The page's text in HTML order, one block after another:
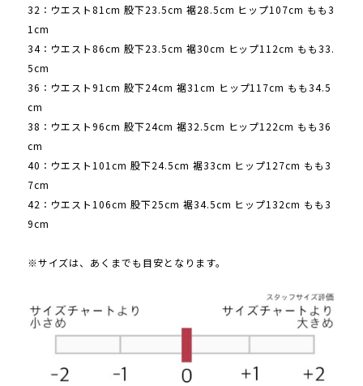
32：ウエスト81cm 股下23.5cm 裾28.5cm ヒップ107cm もも3
1cm
34：ウエスト86cm 股下23.5cm 裾30cm ヒップ112cm もも33.
5cm
36：ウエスト91cm 股下24cm 裾31cm ヒップ117cm もも34.5
cm
38：ウエスト96cm 股下24cm 裾32.5cm ヒップ122cm もも36
cm
40：ウエスト101cm 股下24.5cm 裾33cm ヒップ127cm もも3
7cm
42：ウエスト106cm 股下25cm 裾34.5cm ヒップ132cm もも3
9cm
※サイズは、あくまでも目安となります。